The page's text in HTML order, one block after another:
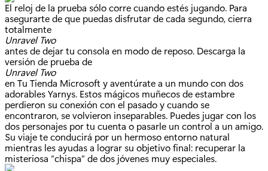
El reloj de la prueba sólo corre cuando estés jugando. Para
asegurarte de que puedas disfrutar de cada segundo, cierra
totalmente
Unravel Two
antes de dejar tu consola en modo de reposo. Descarga la
versión de prueba de
Unravel Two
en Tu Tienda Microsoft y aventúrate a un mundo con dos
adorables Yarnys. Estos mágicos muñecos de estambre
perdieron su conexión con el pasado y cuando se
encontraron, se volvieron inseparables. Puedes jugar con los
dos personajes por tu cuenta o pasarle un control a un amigo.
Su viaje te conducirá por un hermoso entorno natural
mientras les ayudas a lograr su objetivo final: recuperar la
misteriosa “chispa” de dos jóvenes muy especiales.